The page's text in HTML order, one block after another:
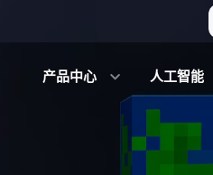
产品中心 人工智能